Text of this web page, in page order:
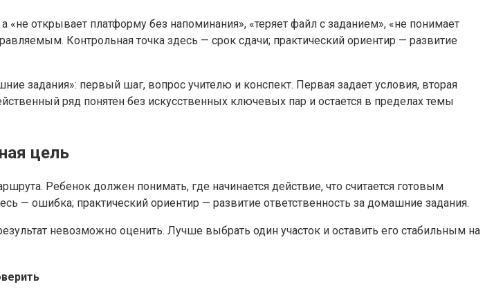
открывает платформу без напоминания», «теряет файл с заданием», «не понимает
Контрольная точка здесь — срок сдачи; практический ориентир — развитие
задания»: первый шаг, вопрос учителю и конспект. Первая задает условия, вторая
ряд понятен без искусственных ключевых пар и остается в пределах темы
цель
Ребенок должен понимать, где начинается действие, что считается готовым
— ошибка; практический ориентир — развитие ответственность за домашние задания.
невозможно оценить. Лучше выбрать один участок и оставить его стабильным на